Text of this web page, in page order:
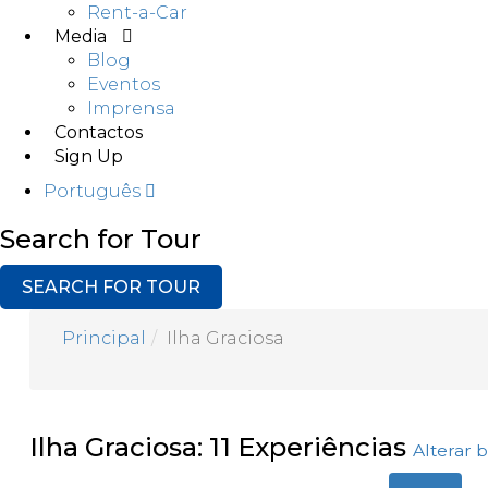
Rent-a-Car
Media
Blog
Eventos
Imprensa
Contactos
Sign Up
Português
Search for Tour
SEARCH FOR TOUR
Principal Ilha Graciosa
Ilha Graciosa: 11 Experiências Alterar